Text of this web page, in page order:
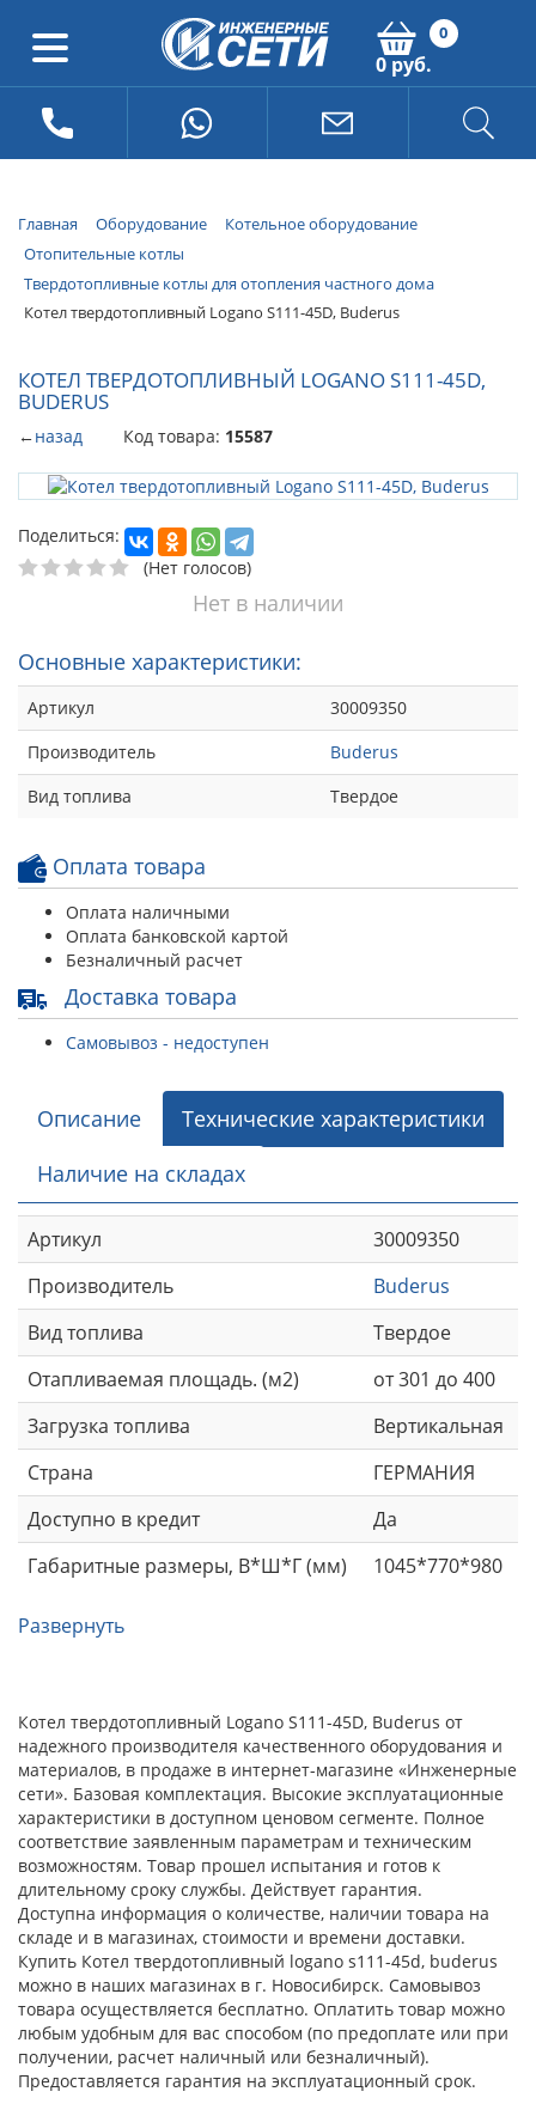
0
0 руб.
Главная Оборудование
Котельное оборудование
Отопительные котлы
Твердотопливные котлы для отопления частного дома
Котел твердотопливный Logano S111-45D, Buderus
КОТЕЛ ТВЕРДОТОПЛИВНЫЙ LOGANO S111-45D,
BUDERUS
←назад Код товара: 15587
Поделиться:
(Нет голосов)
Нет в наличии
Основные характеристики:
Артикул
30009350
Производитель
Buderus
Вид топлива
Твердое
Оплата товара
Оплата наличными
Оплата банковской картой
Безналичный расчет
Доставка товара
Самовывоз - недоступен
Описание
Технические характеристики
Наличие на складах
Артикул
30009350
Производитель
Buderus
Вид топлива
Твердое
Отапливаемая площадь. (м2)
от 301 до 400
Загрузка топлива
Вертикальная
Страна
ГЕРМАНИЯ
Доступно в кредит
Да
Габаритные размеры, В*Ш*Г (мм)
1045*770*980
Развернуть
Котел твердотопливный Logano S111-45D, Buderus от
надежного производителя качественного оборудования и
материалов, в продаже в интернет-магазине «Инженерные
сети». Базовая комплектация. Высокие эксплуатационные
характеристики в доступном ценовом сегменте. Полное
соответствие заявленным параметрам и техническим
возможностям. Товар прошел испытания и готов к
длительному сроку службы. Действует гарантия.
Доступна информация о количестве, наличии товара на
складе и в магазинах, стоимости и времени доставки.
Купить Котел твердотопливный logano s111-45d, buderus
можно в наших магазинах в г. Новосибирск. Самовывоз
товара осуществляется бесплатно. Оплатить товар можно
любым удобным для вас способом (по предоплате или при
получении, расчет наличный или безналичный).
Предоставляется гарантия на эксплуатационный срок.